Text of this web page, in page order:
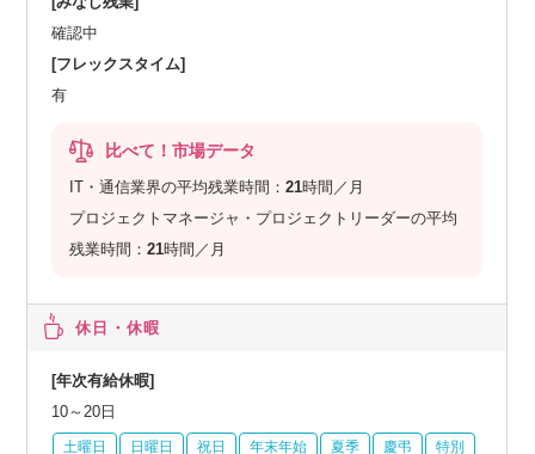
確認中
[フレックスタイム]
有
比べて！市場データ
IT・通信業界の平均残業時間：21時間／月
プロジェクトマネージャ・プロジェクトリーダーの平均
残業時間：21時間／月
休日・休暇
[年次有給休暇]
10～20日
土曜日 日曜日 祝日 年末年始 夏季 慶弔 特別